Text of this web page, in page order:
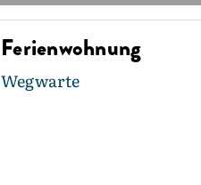
Ferienwohnung
Wegwarte